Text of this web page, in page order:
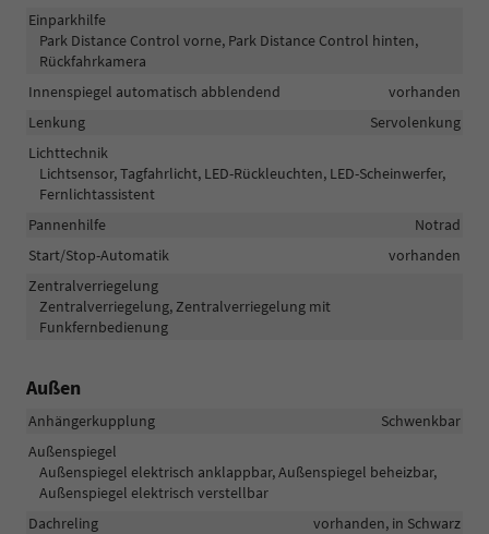
Einparkhilfe
Park Distance Control vorne, Park Distance Control hinten,
Rückfahrkamera
Innenspiegel automatisch abblendend
vorhanden
Lenkung
Servolenkung
Lichttechnik
Lichtsensor, Tagfahrlicht, LED-Rückleuchten, LED-Scheinwerfer,
Fernlichtassistent
Pannenhilfe
Notrad
Start/Stop-Automatik
vorhanden
Zentralverriegelung
Zentralverriegelung, Zentralverriegelung mit
Funkfernbedienung
Außen
Anhängerkupplung
Schwenkbar
Außenspiegel
Außenspiegel elektrisch anklappbar, Außenspiegel beheizbar,
Außenspiegel elektrisch verstellbar
Dachreling
vorhanden, in Schwarz